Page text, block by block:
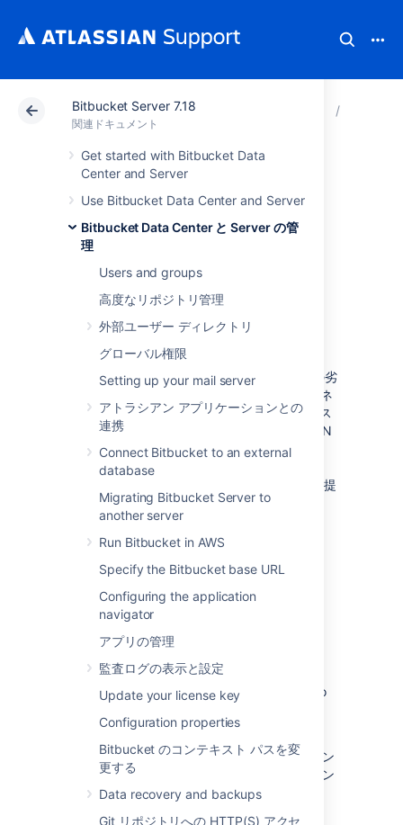
Bitbucket Server 7.18
関連ドキュメント
Get started with Bitbucket Data
Center and Server
Use Bitbucket Data Center and Server
Bitbucket Data Center と Server の管
理
Users and groups
高度なリポジトリ管理
外部ユーザー ディレクトリ
グローバル権限
Setting up your mail server
アトラシアン アプリケーションとの
連携
Connect Bitbucket to an external
database
Migrating Bitbucket Server to
another server
Run Bitbucket in AWS
Specify the Bitbucket base URL
Configuring the application
navigator
アプリの管理
監査ログの表示と設定
Update your license key
Configuration properties
Bitbucket のコンテキスト パスを変
更する
Data recovery and backups
Git リポジトリへの HTTP(S) アクセ
アトラシアン サポート
Atlasssian Data
Center アプリケー
ションで CDN を
使用する
Software Data Center または Jira Software
Data Center を使用する際にパフォーマンスの劣
化が発生している場合、コンテンツ デリバリ ネ
ットワーク (CDN) を使用してエクスペリエンス
を改善できる可能性があります。一般的な CDN
としては、AWS CloudFront、Cloudflare、
Akamai などが挙げられます。
版で提
供されます。
Jira Service Management (旧 Jira
Service Desk) 4.3
Confluence 7.0
Bitbucket 6.8
CDN の使用を開始する
Here's a quick summary of what's involved to
AWS CloudFront ディストリビューション
をスピンアップするか、任意の CDN ベン
ダーでアカウントを作成します。
Update your load balancer and